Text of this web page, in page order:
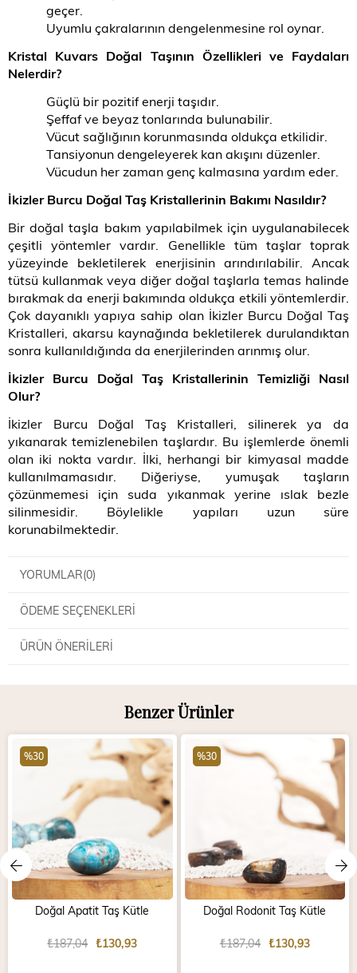
geçer.
Uyumlu çakralarının dengelenmesine rol oynar.
Kristal Kuvars Doğal Taşının Özellikleri ve Faydaları
Nelerdir?
Güçlü bir pozitif enerji taşıdır.
Şeffaf ve beyaz tonlarında bulunabilir.
Vücut sağlığının korunmasında oldukça etkilidir.
Tansiyonun dengeleyerek kan akışını düzenler.
Vücudun her zaman genç kalmasına yardım eder.
İkizler Burcu Doğal Taş Kristallerinin Bakımı Nasıldır?
Bir doğal taşla bakım yapılabilmek için uygulanabilecek
çeşitli yöntemler vardır. Genellikle tüm taşlar toprak
yüzeyinde bekletilerek enerjisinin arındırılabilir. Ancak
tütsü kullanmak veya diğer doğal taşlarla temas halinde
bırakmak da enerji bakımında oldukça etkili yöntemlerdir.
Çok dayanıklı yapıya sahip olan İkizler Burcu Doğal Taş
Kristalleri, akarsu kaynağında bekletilerek durulandıktan
sonra kullanıldığında da enerjilerinden arınmış olur.
İkizler Burcu Doğal Taş Kristallerinin Temizliği Nasıl
Olur?
İkizler Burcu Doğal Taş Kristalleri, silinerek ya da
yıkanarak temizlenebilen taşlardır. Bu işlemlerde önemli
olan iki nokta vardır. İlki, herhangi bir kimyasal madde
kullanılmamasıdır. Diğeriyse, yumuşak taşların
çözünmemesi için suda yıkanmak yerine ıslak bezle
silinmesidir. Böylelikle yapıları uzun süre
korunabilmektedir.
YORUMLAR(0)
ÖDEME SEÇENEKLERI
ÜRÜN ÖNERILERI
Benzer Ürünler
Doğal Apatit Taş Kütle
₺130,93
₺187,04
%30
Doğal Rodonit Taş Kütle
₺130,93
₺187,04
%30